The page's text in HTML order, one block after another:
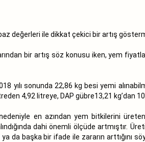
değerleri ile dikkat çekici bir artış
bir artış söz konusu iken, yem
yılı sonunda 22,86 kg besi yemi
4,92 litreye, DAP gübre13,21 kg’dan
nedeniyle en azından yem bitkilerini
dahi önemli ölçüde artmıştır.
da başka bir ifade ile zararın arttığını